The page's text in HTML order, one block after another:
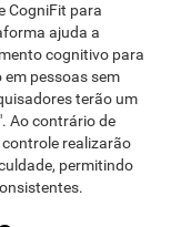
CogniFit para
ajuda a
cognitivo para
pessoas sem
terão um
Ao contrário de
realizarão
permitindo